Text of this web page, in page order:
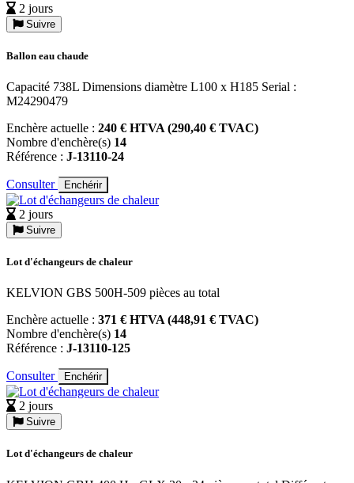
2 jours
Suivre
Ballon eau chaude
Capacité 738L Dimensions diamètre L100 x H185 Serial :
M24290479
Enchère actuelle : 240 € HTVA (290,40 € TVAC)
Nombre d'enchère(s) 14
Référence : J-13110-24
Consulter Enchérir
2 jours
Suivre
Lot d'échangeurs de chaleur
KELVION GBS 500H-509 pièces au total
Enchère actuelle : 371 € HTVA (448,91 € TVAC)
Nombre d'enchère(s) 14
Référence : J-13110-125
Consulter Enchérir
2 jours
Suivre
Lot d'échangeurs de chaleur